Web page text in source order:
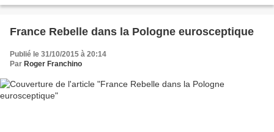
France Rebelle dans la Pologne eurosceptique
Publié le 31/10/2015 à 20:14
Par Roger Franchino